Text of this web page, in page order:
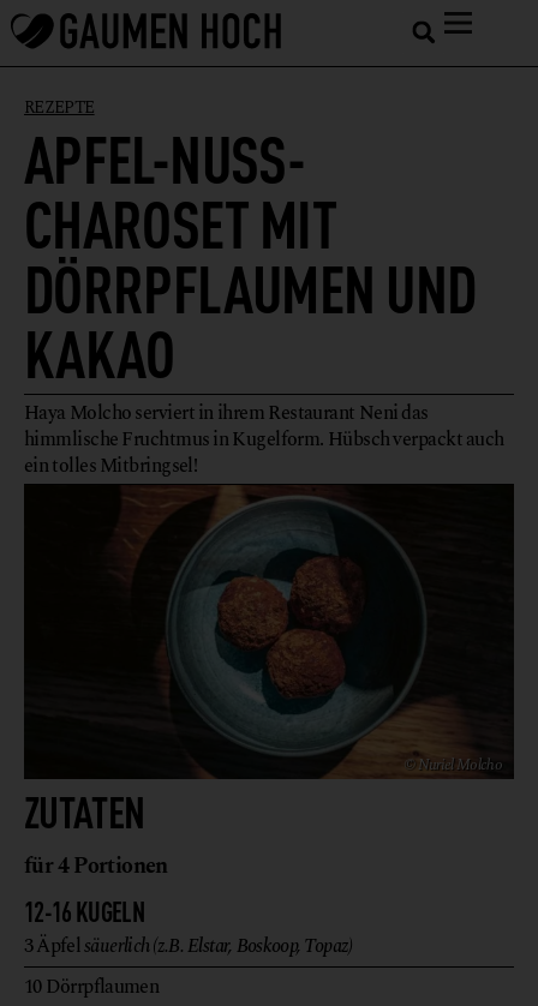
REZEPTE
APFEL-NUSS-
CHAROSET MIT
DÖRRPFLAUMEN UND
KAKAO
Haya Molcho serviert in ihrem Restaurant Neni das
himmlische Fruchtmus in Kugelform. Hübsch verpackt auch
ein tolles Mitbringsel!
© Nuriel Molcho
ZUTATEN
für 4 Portionen
12-16 KUGELN
3Äpfelsäuerlich (z.B. Elstar, Boskoop, Topaz)
10Dörrpflaumen